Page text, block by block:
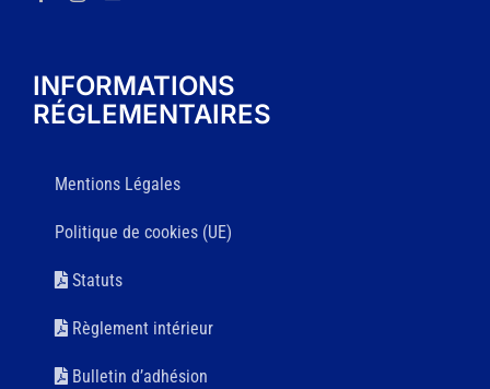
INFORMATIONS
RÉGLEMENTAIRES
Mentions Légales
Politique de cookies (UE)
Statuts
Règlement intérieur
Bulletin d’adhésion